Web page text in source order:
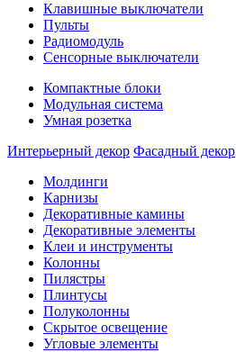
Клавишные выключатели
Пульты
Радиомодуль
Сенсорные выключатели
Компактные блоки
Модульная система
Умная розетка
Интерьерный декор Фасадный декор
Молдинги
Карнизы
Декоративные камины
Декоративные элементы
Клеи и инструменты
Колонны
Пилястры
Плинтусы
Полуколонны
Скрытое освещение
Угловые элементы